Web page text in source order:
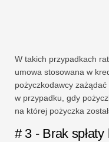
W takich przypadkach
umowa stosowana w
pożyczkodawcy zażądać
w przypadku, gdy
na której pożyczka
# 3 - Brak